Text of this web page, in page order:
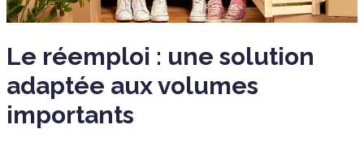
Le réemploi : une solution
adaptée aux volumes
importants